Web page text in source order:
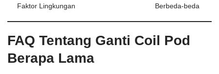
Faktor Lingkungan Berbeda-beda
FAQ Tentang Ganti Coil Pod
Berapa Lama